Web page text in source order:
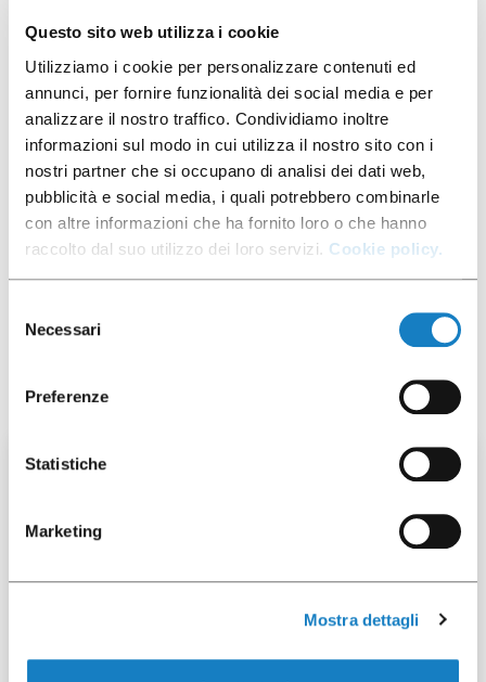
Questo sito web utilizza i cookie
Utilizziamo i cookie per personalizzare contenuti ed
annunci, per fornire funzionalità dei social media e per
analizzare il nostro traffico. Condividiamo inoltre
informazioni sul modo in cui utilizza il nostro sito con i
nostri partner che si occupano di analisi dei dati web,
pubblicità e social media, i quali potrebbero combinarle
con altre informazioni che ha fornito loro o che hanno
raccolto dal suo utilizzo dei loro servizi. Cookie policy.
delNecessari
Preferenze
Statistiche
Marketing
Mostra dettagli
Scarica foto
Scheda prodotto